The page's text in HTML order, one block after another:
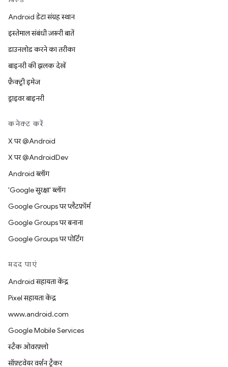
Android डेटा संग्रह स्थान
इस्तेमाल संबंधी ज़रूरी बातें
डाउनलोड करने का तरीका
बाइनरी की झलक देखें
फ़ैक्ट्री इमेज
ड्राइवर बाइनरी
कनेक्ट करें
X पर @Android
X पर @AndroidDev
Android ब्लॉग
'Google सुरक्षा' ब्लॉग
Google Groups पर प्लैटफ़ॉर्म
Google Groups पर बनाना
Google Groups पर पोर्टिंग
मदद पाएं
Android सहायता केंद्र
Pixel सहायता केंद्र
www.android.com
Google Mobile Services
स्टैक ओवरफ़्लो
सॉफ़्टवेयर वर्शन ट्रैकर